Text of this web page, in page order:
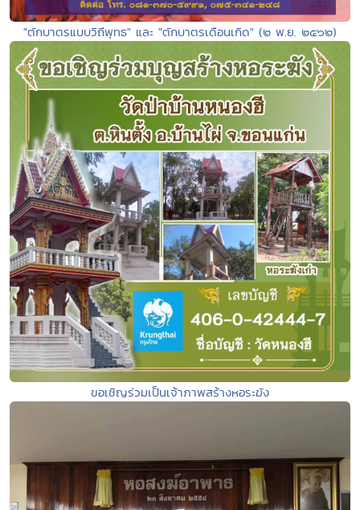
"ตักบาตรแบบวิถีพุทธ" และ "ตักบาตรเดือนเกิด" (๒ พ.ย. ๒๕๖๒)
ขอเชิญร่วมเป็นเจ้าภาพสร้างหอระฆัง